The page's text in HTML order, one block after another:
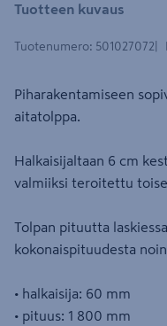
Tuotteen kuvaus
Tuotenumero: 501027072
Piharakentamiseen
aitatolppa.
Halkaisijaltaan 6 cm
valmiiksi teroitettu
Tolpan pituutta
kokonaispituudesta
• halkaisija: 60 mm
• pituus: 1 800 mm